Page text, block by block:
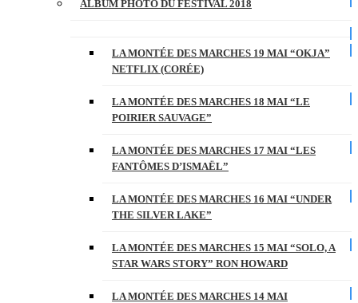
ALBUM PHOTO DU FESTIVAL 2018
LA MONTÉE DES MARCHES 19 MAI “OKJA”
NETFLIX (CORÉE)
LA MONTÉE DES MARCHES 18 MAI “LE
POIRIER SAUVAGE”
LA MONTÉE DES MARCHES 17 MAI “LES
FANTÔMES D’ISMAËL”
LA MONTÉE DES MARCHES 16 MAI “UNDER
THE SILVER LAKE”
LA MONTÉE DES MARCHES 15 MAI “SOLO, A
STAR WARS STORY” RON HOWARD
LA MONTÉE DES MARCHES 14 MAI